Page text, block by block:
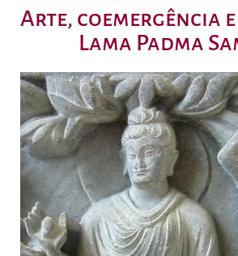
Arte, coemergência e
Lama Padma